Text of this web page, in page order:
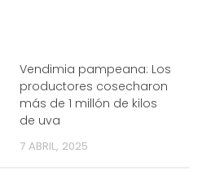
Vendimia pampeana: Los
productores cosecharon
más de 1 millón de kilos
de uva
7 ABRIL, 2025